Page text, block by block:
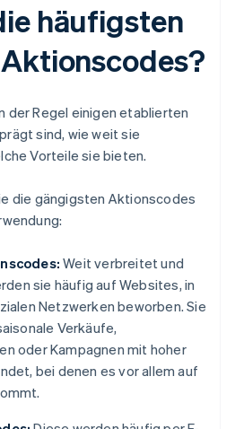
häufigsten
der Regel einigen etablierten
sind, wie weit sie
Vorteile sie bieten.
die gängigsten Aktionscodes
Weit verbreitet und
sie häufig auf Websites, in
Netzwerken beworben. Sie
Verkäufe,
oder Kampagnen mit hoher
bei denen es vor allem auf